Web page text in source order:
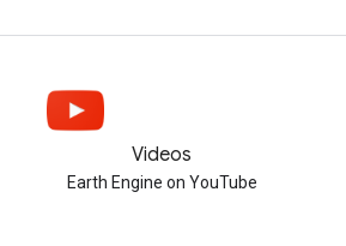
Videos
Earth Engine on YouTube